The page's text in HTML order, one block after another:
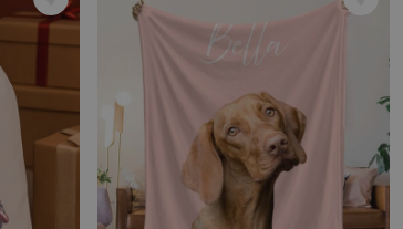
Gepersonaliseerde boxershort
met rits ontwerp
Polaroid-look
Gepersonaliseerde
Geurhanger set van 2
Meer dan
13.900
gekocht
19,99 €